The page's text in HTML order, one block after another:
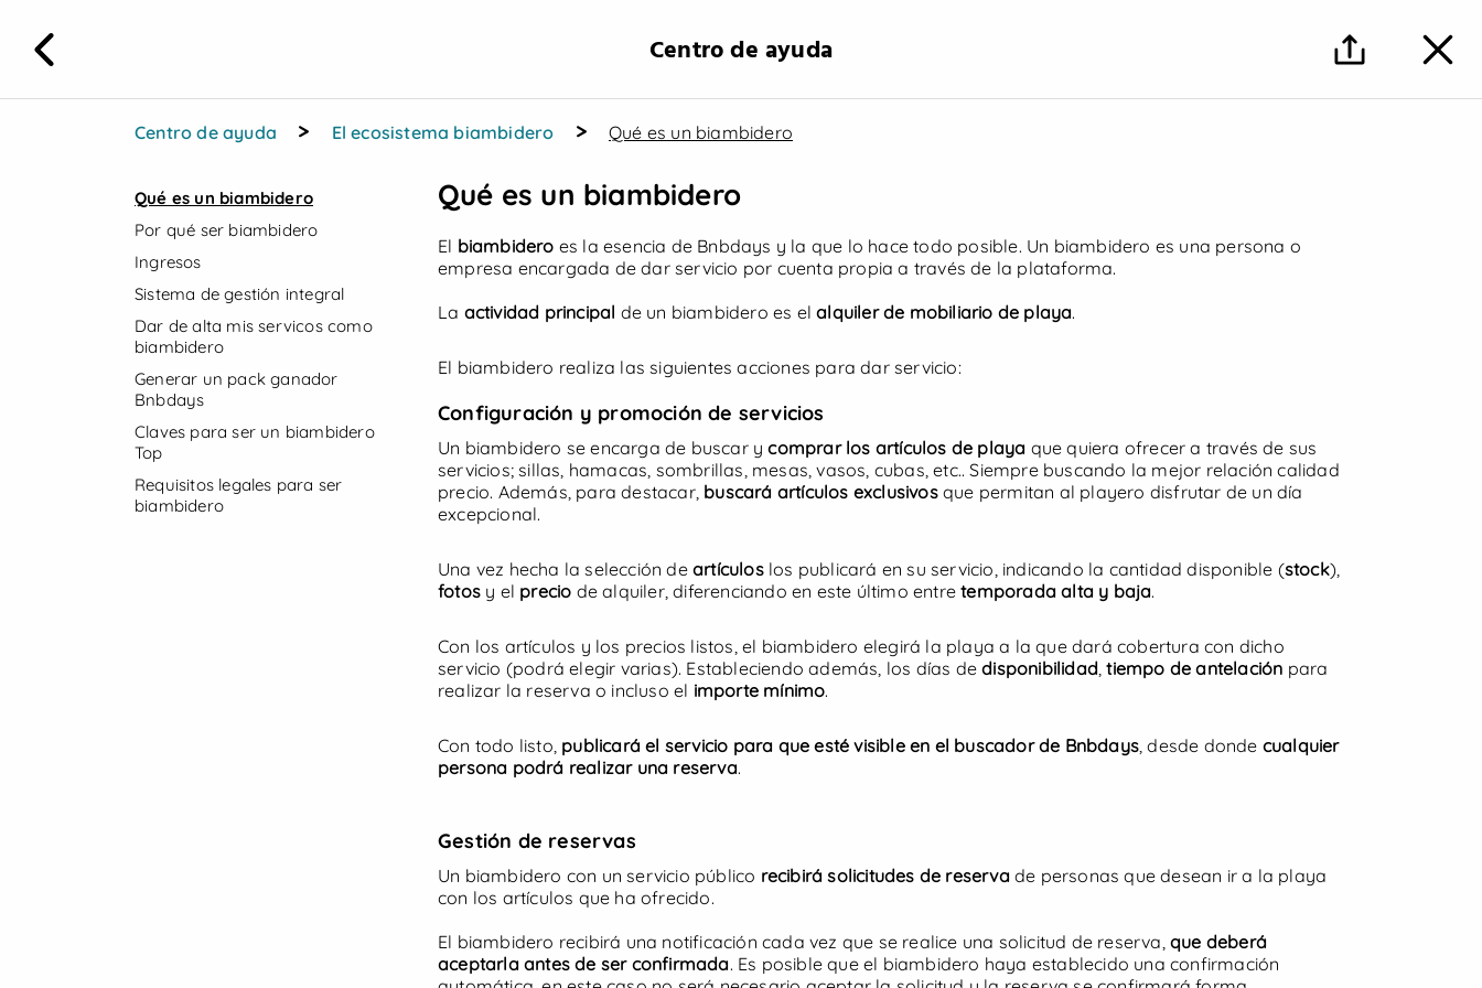
|
Utilizamos cookies propias y de terceros para fines analíticos y para mostrarte publicidad personalizada en
Puedes aceptar todas las cookies pulsando el botón “Aceptar” o configurarlas o rechazar su uso pulsando el
botón “Configurar”.
Hazte Biambidero Regístrate
¡Beach Setup!
Alquiler con entrega y recogida
↓ Ofertas destacadas ↓
Ver oferta
desde4 € /día
Sunny chill
Algeciras Los Barrios
Torreguadiaro
5/5(0)
desde30 € /día
Playas de Conil
Conil de la Frontera
Ver más
Centro de ayuda
Centro de ayuda > El ecosistema biambidero > Qué es un biambidero
Qué es un biambidero
Por qué ser biambidero
Ingresos
Sistema de gestión integral
Dar de alta mis servicos como
biambidero
Generar un pack ganador
Bnbdays
Claves para ser un biambidero
Top
Requisitos legales para ser
biambidero
Qué es un biambidero
El biambidero es la esencia de Bnbdays y la que lo hace todo posible. Un biambidero es una persona o
empresa encargada de dar servicio por cuenta propia a través de la plataforma.
La actividad principal de un biambidero es elalquiler de mobiliario de playa.
El biambidero realiza las siguientes acciones para dar servicio:
Configuración y promoción de servicios
Un biambidero se encarga de buscar ycomprar los artículos de playa que quiera ofrecer a través de sus
servicios; sillas, hamacas, sombrillas, mesas, vasos, cubas, etc.. Siempre buscando la mejor relación calidad
precio. Además, para destacar, buscará artículos exclusivosque permitan al playero disfrutar de un día
excepcional.
Una vez hecha la selección de artículoslos publicará en su servicio, indicando la cantidad disponible (stock),
fotos y el precio de alquiler, diferenciando en este último entretemporada alta y baja.
Con los artículos y los precios listos, el biambidero elegirá la playa a la que dará cobertura con dicho
servicio (podrá elegir varias). Estableciendo además, los días dedisponibilidad,tiempo de antelación para
realizar la reserva o incluso el importe mínimo.
Con todo listo, publicará el servicio para que esté visible en el buscador de Bnbdays, desde donde cualquier
persona podrá realizar una reserva.
Gestión de reservas
Un biambidero con un servicio público recibirá solicitudes de reservade personas que desean ir a la playa
con los artículos que ha ofrecido.
El biambidero recibirá una notificación cada vez que se realice una solicitud de reserva,que deberá
aceptarla antes de ser confirmada. Es posible que el biambidero haya establecido una confirmación